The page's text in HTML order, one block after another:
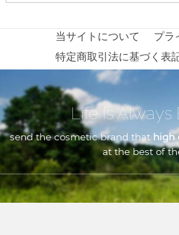
当サイトについて
プラ
特定商取引法に基づく表
Life Is
send the cosmetic brand thathigh
at the best of